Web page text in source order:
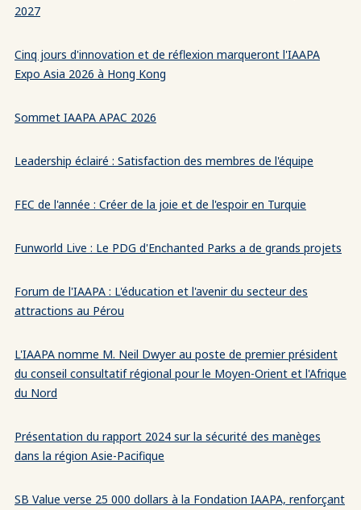
2027
Cinq jours d'innovation et de réflexion marqueront l'IAAPA
Expo Asia 2026 à Hong Kong
Sommet IAAPA APAC 2026
Leadership éclairé : Satisfaction des membres de l'équipe
FEC de l'année : Créer de la joie et de l'espoir en Turquie
Funworld Live : Le PDG d'Enchanted Parks a de grands projets
Forum de l'IAAPA : L'éducation et l'avenir du secteur des
attractions au Pérou
L'IAAPA nomme M. Neil Dwyer au poste de premier président
du conseil consultatif régional pour le Moyen-Orient et l'Afrique
du Nord
Présentation du rapport 2024 sur la sécurité des manèges
dans la région Asie-Pacifique
SB Value verse 25 000 dollars à la Fondation IAAPA, renforçant